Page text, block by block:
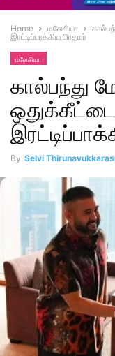
Home மலேசியா
இரட்டிப்பாக்கிய பிரதமர்
மலேசியா
கால்பந்து
By Selvi